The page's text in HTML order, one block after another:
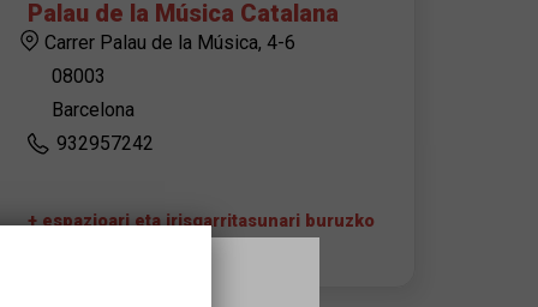
Palau de la Música Catalana
Carrer Palau de la Música, 4-6
08003
Barcelona
932957242
+ espazioari eta irisgarritasunari buruzko